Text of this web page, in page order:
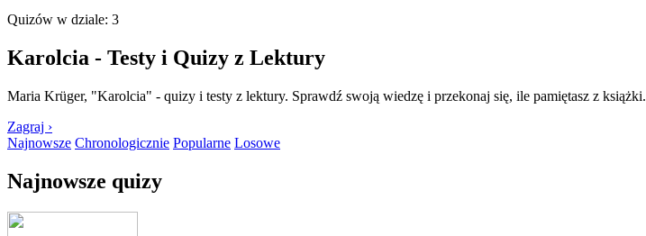
Quizów w dziale: 3
Karolcia - Testy i Quizy z Lektury
Maria Krüger, "Karolcia" - quizy i testy z lektury. Sprawdź swoją wiedzę i przekonaj się, ile pamiętasz z książki.
Zagraj ›
Najnowsze Chronologicznie Popularne Losowe
Najnowsze quizy